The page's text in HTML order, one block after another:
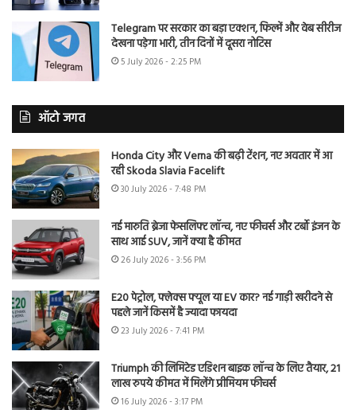
Telegram पर सरकार का बड़ा एक्शन, फिल्में और वेब सीरीज
देखना पड़ेगा भारी, तीन दिनों में दूसरा नोटिस
5 July 2026 - 2:25 PM
ऑटो जगत
Honda City और Verna की बढ़ी टेंशन, नए अवतार में आ
रही Skoda Slavia Facelift
30 July 2026 - 7:48 PM
नई मारुति ब्रेजा फेसलिफ्ट लॉन्च, नए फीचर्स और टर्बो इंजन के
साथ आई SUV, जानें क्या है कीमत
26 July 2026 - 3:56 PM
E20 पेट्रोल, फ्लेक्स फ्यूल या EV कार? नई गाड़ी खरीदने से
पहले जानें किसमें है ज्यादा फायदा
23 July 2026 - 7:41 PM
Triumph की लिमिटेड एडिशन बाइक लॉन्च के लिए तैयार, 21
लाख रुपये कीमत में मिलेंगे प्रीमियम फीचर्स
16 July 2026 - 3:17 PM